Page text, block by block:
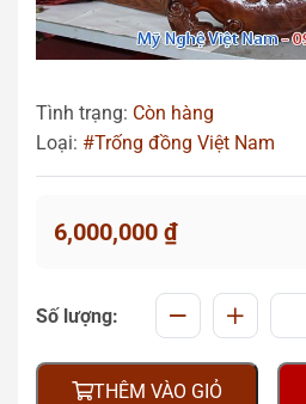
Tình trạng: Còn hàng
Loại: #Trống đồng Việt Nam
6,000,000 ₫
Số lượng:
THÊM VÀO GIỎ